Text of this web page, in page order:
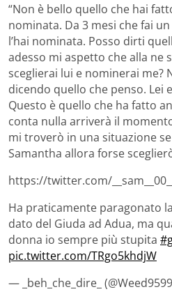
“Non è bello quello che hai
nominata. Da 3 mesi che fai
l’hai nominata. Posso dirti
adesso mi aspetto che alla ne
sceglierai lui e nominerai me?
dicendo quello che penso. Lei
Questo è quello che ha fatto
conta nulla arriverà il
mi troverò in una situazione
Samantha allora forse
https://twitter.com/
Ha praticamente paragonato
dato del Giuda ad Adua, ma
donna io sempre più stupita
pic.twitter.com/TRgo5khdjW
— _beh_che_dire_